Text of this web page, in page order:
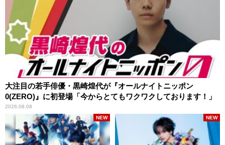
大注目の若手俳優・黒崎煌代が『オールナイトニッポン
0(ZERO)』に初登場「今からとてもワクワクしております！」
2026.08.08
NEW NEW